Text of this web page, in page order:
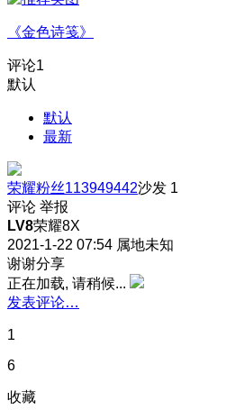
《金色诗笺》
评论1
默认
默认
最新
荣耀粉丝113949442沙发 1
评论 举报
LV8荣耀8X
2021-1-22 07:54 属地未知
谢谢分享
正在加载, 请稍候...
发表评论…
1
6
收藏